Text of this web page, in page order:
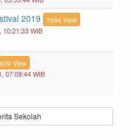
2019 7684 View
10:21:33 WIB
639 View
07:09:44 WIB
Sekolah